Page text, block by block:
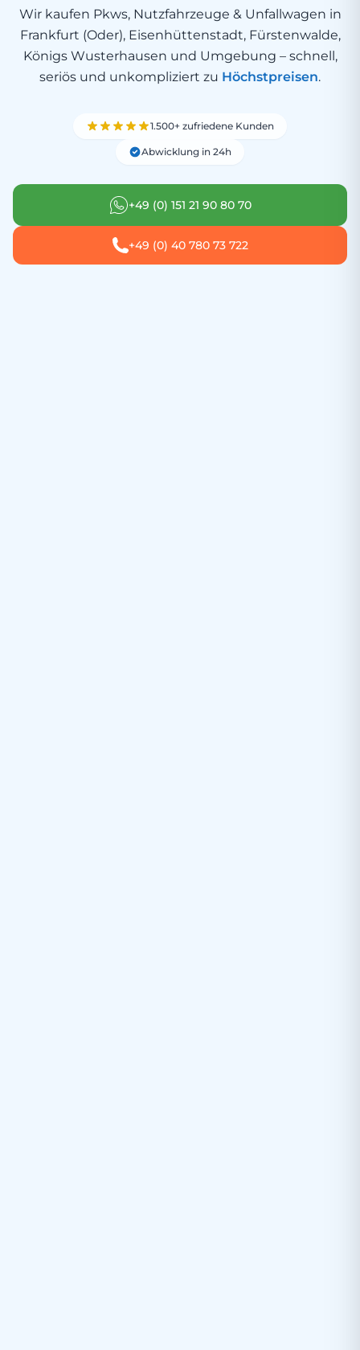
Wir kaufen Pkws, Nutzfahrzeuge & Unfallwagen in
Frankfurt (Oder), Eisenhüttenstadt, Fürstenwalde,
Königs Wusterhausen und Umgebung – schnell,
seriös und unkompliziert zu Höchstpreisen.
1.500+ zufriedene Kunden
Abwicklung in 24h
+49 (0) 151 21 90 80 70
+49 (0) 40 780 73 722